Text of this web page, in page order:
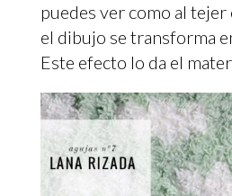
puedes ver como al
el dibujo se transforma
Este efecto lo da el